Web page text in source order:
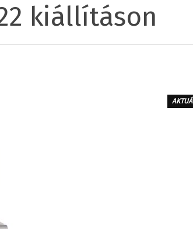
kiállításon